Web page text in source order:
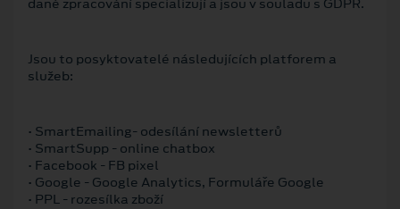
Jsou to posyktovatelé následujících platforem a
služeb:
• SmartEmailing- odesílání newsletterů
• SmartSupp - online chatbox
• Facebook - FB pixel
• Google - Google Analytics, Formuláře Google
• PPL - rozesílka zboží